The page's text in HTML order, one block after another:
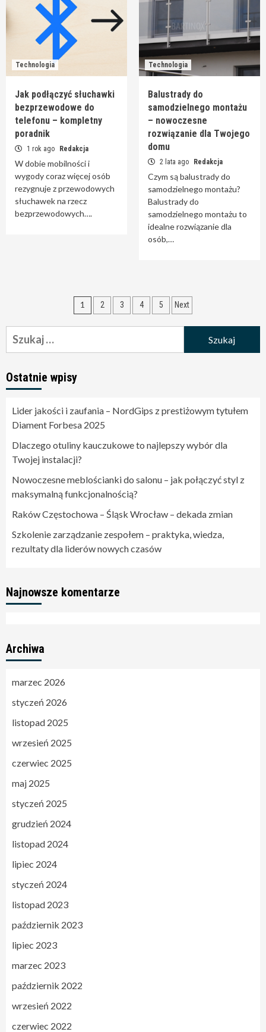
Technologia
Jak podłączyć słuchawki
bezprzewodowe do
telefonu – kompletny
poradnik
1 rok ago Redakcja
W dobie mobilności i
wygody coraz więcej osób
rezygnuje z przewodowych
słuchawek na rzecz
bezprzewodowych….
Technologia
Balustrady do
samodzielnego montażu
– nowoczesne
rozwiązanie dla Twojego
domu
2 lata ago Redakcja
Czym są balustrady do
samodzielnego montażu?
Balustrady do
samodzielnego montażu to
idealne rozwiązanie dla
osób,…
Nawigacja
po
1 2 3 4 5 Next
Szukaj:
Ostatnie wpisy
Lider jakości i zaufania – NordGips z prestiżowym tytułem
Diament Forbesa 2025
Dlaczego otuliny kauczukowe to najlepszy wybór dla
Twojej instalacji?
Nowoczesne meblościanki do salonu – jak połączyć styl z
maksymalną funkcjonalnością?
Raków Częstochowa – Śląsk Wrocław – dekada zmian
Szkolenie zarządzanie zespołem – praktyka, wiedza,
rezultaty dla liderów nowych czasów
Najnowsze komentarze
Archiwa
marzec 2026
styczeń 2026
listopad 2025
wrzesień 2025
czerwiec 2025
maj 2025
styczeń 2025
grudzień 2024
listopad 2024
lipiec 2024
styczeń 2024
listopad 2023
październik 2023
lipiec 2023
marzec 2023
październik 2022
wrzesień 2022
czerwiec 2022